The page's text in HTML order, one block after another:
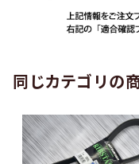
同じカテゴリの